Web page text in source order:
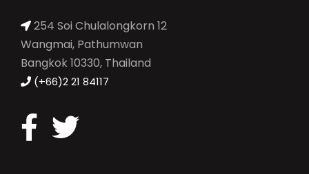
254 Soi Chulalongkorn 12
Wangmai, Pathumwan
Bangkok 10330, Thailand
(+66)2 21 84117